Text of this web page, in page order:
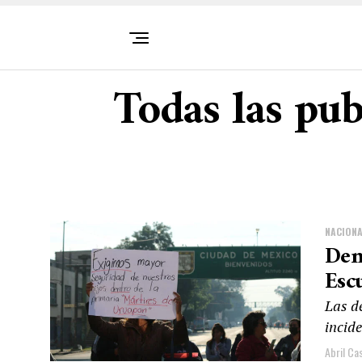
Todas las
Las
Abril